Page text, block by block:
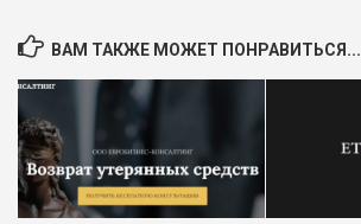
ВАМ ТАКЖЕ МОЖЕТ ПОНРАВИТЬСЯ...